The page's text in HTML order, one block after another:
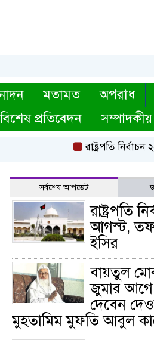
মতামত অপরাধ
প্রতিবেদন সম্পাদকীয়
রাষ্ট্রপতি নির্বাচন
সর্বশেষ আপডেট
রাষ্ট্রপতি
আগস্ট,
ইসির
বায়তুল
জুমার আগে
দেবেন
মুহতামিম মুফতি আবুল